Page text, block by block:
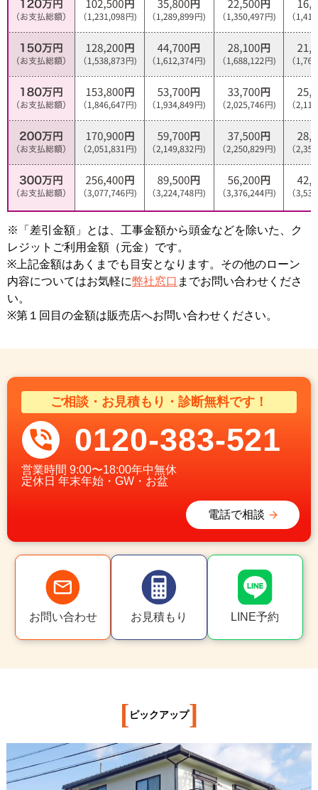
※「差引金額」とは、工事金額から頭金などを除いた、ク
レジットご利用金額（元金）です。
※上記金額はあくまでも目安となります。その他のローン
内容についてはお気軽に弊社窓口 までお問い合わせくださ
い。
※第１回目の金額は販売店へお問い合わせください。
ご相談・お見積もり・診断無料です！
0120-383-521
営業時間 9:00〜18:00年中無休
定休日 年末年始・GW・お盆
電話で相談
お問い合わせ お見積もり LINE予約
[ ピックアップ]